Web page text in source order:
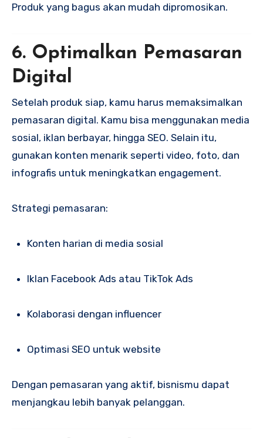
Produk yang bagus akan mudah dipromosikan.
6. Optimalkan Pemasaran
Digital
Setelah produk siap, kamu harus memaksimalkan
pemasaran digital. Kamu bisa menggunakan media
sosial, iklan berbayar, hingga SEO. Selain itu,
gunakan konten menarik seperti video, foto, dan
infografis untuk meningkatkan engagement.
Strategi pemasaran:
Konten harian di media sosial
Iklan Facebook Ads atau TikTok Ads
Kolaborasi dengan influencer
Optimasi SEO untuk website
Dengan pemasaran yang aktif, bisnismu dapat
menjangkau lebih banyak pelanggan.